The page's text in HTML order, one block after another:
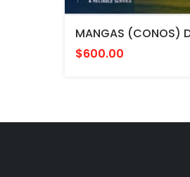
$600.00